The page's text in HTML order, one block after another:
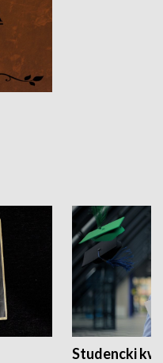
Studencki